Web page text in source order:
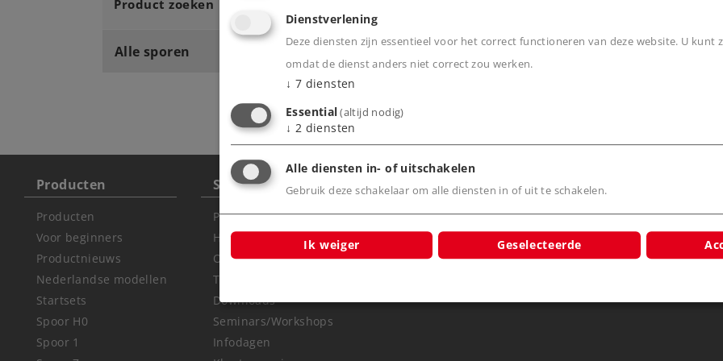
Product zoeken
Alle sporen
Producten
Producten
Voor beginners
Productnieuws
Nederlandse modellen
Startsets
Spoor H0
Spoor 1
Service
Productdatabank
Handleidingen &
Onderdelen
Technische informatie
Downloads
Seminars/Workshops
Infodagen
Nieuws Belevenis
Märklineum
Märklin TV
Märklin Magazin
Dienstverlening
Deze diensten zijn essentieel voor het correct functioneren van deze website. U kunt
omdat de dienst anders niet correct zou werken.
↓ 7 diensten
Essential(altijd nodig)
↓ 2 diensten
Alle diensten in- of uitschakelen
Gebruik deze schakelaar om alle diensten in of uit te schakelen.
Ik weiger Geselecteerde